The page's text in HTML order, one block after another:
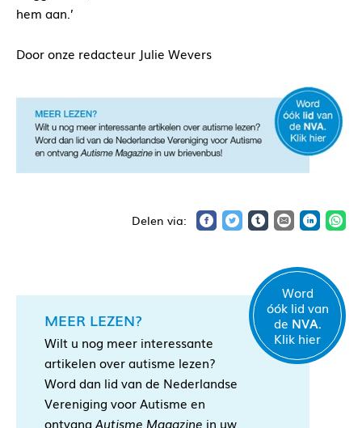
hem aan.’
Door onze redacteur Julie Wevers
MEER LEZEN?
Wilt u nog meer interessante
artikelen over autisme lezen?
Word dan lid van de Nederlandse
Vereniging voor Autisme en
ontvang Autisme Magazine in uw
Word
óók lid van
de NVA.
Klik hier